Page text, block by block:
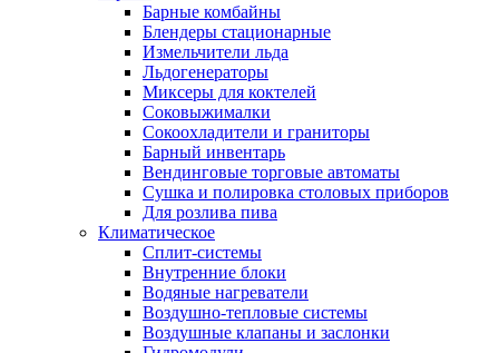
Барные комбайны
Блендеры стационарные
Измельчители льда
Льдогенераторы
Миксеры для коктелей
Соковыжималки
Сокоохладители и граниторы
Барный инвентарь
Вендинговые торговые автоматы
Сушка и полировка столовых приборов
Для розлива пива
Климатическое
Сплит-системы
Внутренние блоки
Водяные нагреватели
Воздушно-тепловые системы
Воздушные клапаны и заслонки